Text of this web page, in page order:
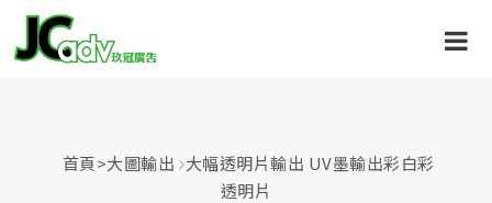
首頁>大圖輸出 大幅透明片輸出 UV墨輸出彩白彩
透明片